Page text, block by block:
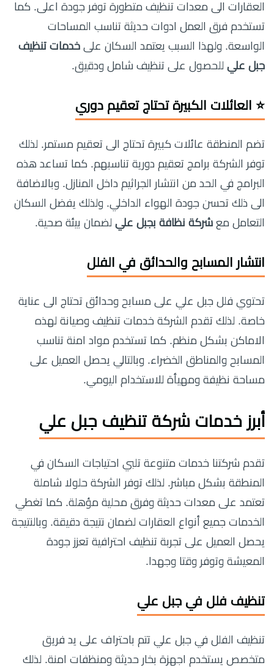
العقارات الى معدات تنظيف متطورة توفر جودة اعلى. كما
تستخدم فرق العمل ادوات حديثة تناسب المساحات
الواسعة. ولهذا السبب يعتمد السكان على خدمات تنظيف
جبل علي للحصول على تنظيف شامل ودقيق.
⭐ العائلات الكبيرة تحتاج تعقيم دوري
تضم المنطقة عائلات كبيرة تحتاج الى تعقيم مستمر. لذلك
توفر الشركة برامج تعقيم دورية تناسبهم. كما تساعد هذه
البرامج في الحد من انتشار الجراثيم داخل المنازل. وبالاضافة
الى ذلك تحسن جودة الهواء الداخلي. ولذلك يفضل السكان
التعامل مع شركة نظافة بجبل علي لضمان بيئة صحية.
انتشار المسابح والحدائق في الفلل
تحتوي فلل جبل علي على مسابح وحدائق تحتاج الى عناية
خاصة. لذلك تقدم الشركة خدمات تنظيف وصيانة لهذه
الاماكن بشكل منظم. كما تستخدم مواد امنة تناسب
المسابح والمناطق الخضراء. وبالتالي يحصل العميل على
مساحة نظيفة ومهيأة للاستخدام اليومي.
أبرز خدمات شركة تنظيف جبل علي
تقدم شركتنا خدمات متنوعة تلبي احتياجات السكان في
المنطقة بشكل مباشر. لذلك توفر الشركة حلولا شاملة
تعتمد على معدات حديثة وفرق محلية مؤهلة. كما تغطي
الخدمات جميع أنواع العقارات لضمان نتيجة دقيقة. وبالنتيجة
يحصل العميل على تجربة تنظيف احترافية تعزز جودة
المعيشة وتوفر وقتا وجهدا.
تنظيف فلل في جبل علي
تنظيف الفلل في جبل علي تتم باحتراف على يد فريق
متخصص يستخدم اجهزة بخار حديثة ومنظفات امنة. لذلك